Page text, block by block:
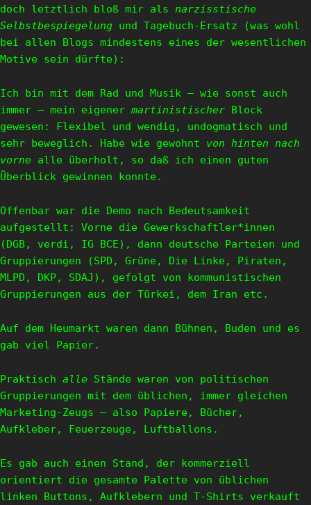
doch letztlich bloß mir als narzisstische
Selbstbespiegelung und Tagebuch-Ersatz (was wohl
bei allen Blogs mindestens eines der wesentlichen
Motive sein dürfte):
Ich bin mit dem Rad und Musik – wie sonst auch
immer – mein eigener martinistischer Block
gewesen: Flexibel und wendig, undogmatisch und
sehr beweglich. Habe wie gewohnt von hinten nach
vorne alle überholt, so daß ich einen guten
Überblick gewinnen konnte.
Offenbar war die Demo nach Bedeutsamkeit
aufgestellt: Vorne die Gewerkschaftler*innen
(DGB, verdi, IG BCE), dann deutsche Parteien und
Gruppierungen (SPD, Grüne, Die Linke, Piraten,
MLPD, DKP, SDAJ), gefolgt von kommunistischen
Gruppierungen aus der Türkei, dem Iran etc.
Auf dem Heumarkt waren dann Bühnen, Buden und es
gab viel Papier.
Praktisch alle Stände waren von politischen
Gruppierungen mit dem üblichen, immer gleichen
Marketing-Zeugs – also Papiere, Bücher,
Aufkleber, Feuerzeuge, Luftballons.
Es gab auch einen Stand, der kommerziell
orientiert die gesamte Palette von üblichen
linken Buttons, Aufklebern und T-Shirts verkauft